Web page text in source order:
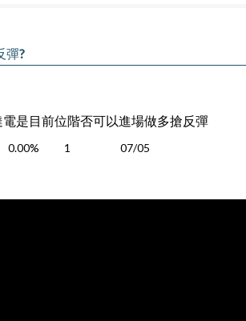
彈?
電是目前位階否可以進場做多搶反彈
0.00% 1 07/05